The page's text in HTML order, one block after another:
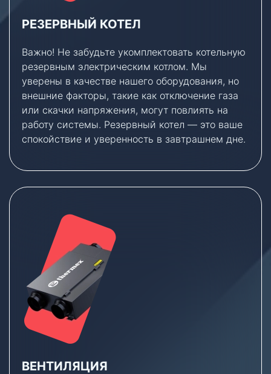
РЕЗЕРВНЫЙ КОТЕЛ
Важно! Не забудьте укомплектовать котельную
резервным электрическим котлом. Мы
уверены в качестве нашего оборудования, но
внешние факторы, такие как отключение газа
или скачки напряжения, могут повлиять на
работу системы. Резервный котел — это ваше
спокойствие и уверенность в завтрашнем дне.
ВЕНТИЛЯЦИЯ